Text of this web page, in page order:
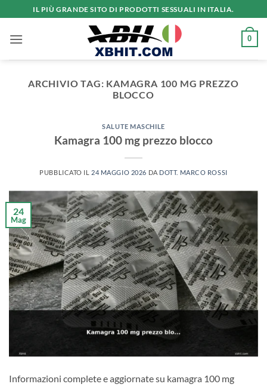
ai
contenuti
IL PIÙ GRANDE SITO DI PRODOTTI SESSUALI IN ITALIA.
0
ARCHIVIO TAG: KAMAGRA 100 MG PREZZO
BLOCCO
SALUTE MASCHILE
Kamagra 100 mg prezzo blocco
PUBBLICATO IL 24 MAGGIO 2026 DA DOTT. MARCO ROSSI
24
Mag
Informazioni complete e aggiornate su kamagra 100 mg